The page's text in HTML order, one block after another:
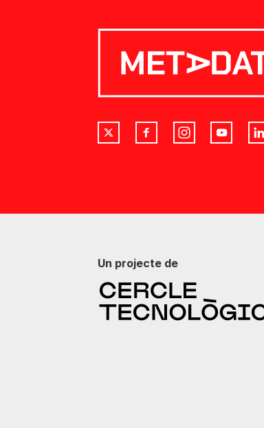
Un projecte de